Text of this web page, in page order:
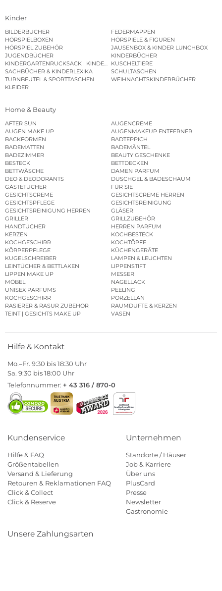
Kinder
BILDERBÜCHER
FEDERMAPPEN
HÖRSPIELBOXEN
HÖRSPIELE & FIGUREN
HÖRSPIEL ZUBEHÖR
JAUSENBOX & KINDER LUNCHBOX
JUGENDBÜCHER
KINDERBÜCHER
KINDERGARTENRUCKSACK | KINDERGARTENBEUTEL
KUSCHELTIERE
SACHBÜCHER & KINDERLEXIKA
SCHULTASCHEN
TURNBEUTEL & SPORTTASCHEN
WEIHNACHTSKINDERBÜCHER
KLEIDER
Home & Beauty
AFTER SUN
AUGENCREME
AUGEN MAKE UP
AUGENMAKEUP ENTFERNER
BACKFORMEN
BADTEPPICH
BADEMATTEN
BADEMÄNTEL
BADEZIMMER
BEAUTY GESCHENKE
BESTECK
BETTDECKEN
BETTWÄSCHE
DAMEN PARFUM
DEO & DEODORANTS
DUSCHGEL & BADESCHAUM
GÄSTETÜCHER
FÜR SIE
GESICHTSCREME
GESICHTSCREME HERREN
GESICHTSPFLEGE
GESICHTSREINIGUNG
GESICHTSREINIGUNG HERREN
GLÄSER
GRILLER
GRILLZUBEHÖR
HANDTÜCHER
HERREN PARFUM
KERZEN
KOCHBESTECK
KOCHGESCHIRR
KOCHTÖPFE
KÖRPERPFLEGE
KÜCHENGERÄTE
KUGELSCHREIBER
LAMPEN & LEUCHTEN
LEINTÜCHER & BETTLAKEN
LIPPENSTIFT
LIPPEN MAKE UP
MESSER
MÖBEL
NAGELLACK
UNISEX PARFUMS
PEELING
KOCHGESCHIRR
PORZELLAN
RASIERER & RASUR ZUBEHÖR
RAUMDÜFTE & KERZEN
TEINT | GESICHTS MAKE UP
VASEN
Hilfe & Kontakt
Mo.–Fr. 9:30 bis 18:30 Uhr
Sa. 9:30 bis 18:00 Uhr
Telefonnummer: + 43 316 / 870-0
Kundenservice
Hilfe & FAQ
Größentabellen
Versand & Lieferung
Retouren & Reklamationen FAQ
Click & Collect
Click & Reserve
Unternehmen
Standorte / Häuser
Job & Karriere
Über uns
PlusCard
Presse
Newsletter
Gastronomie
Unsere Zahlungsarten